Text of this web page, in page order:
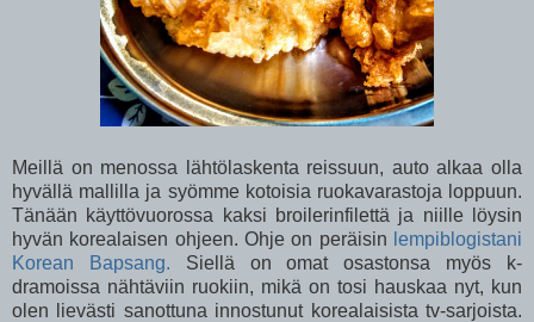
Meillä on menossa lähtölaskenta reissuun, auto alkaa olla
hyvällä mallilla ja syömme kotoisia ruokavarastoja loppuun.
Tänään käyttövuorossa kaksi broilerinfilettä ja niille löysin
hyvän korealaisen ohjeen. Ohje on peräisin lempiblogistani
Korean Bapsang. Siellä on omat osastonsa myös k-
dramoissa nähtäviin ruokiin, mikä on tosi hauskaa nyt, kun
olen lievästi sanottuna innostunut korealaisista tv-sarjoista.